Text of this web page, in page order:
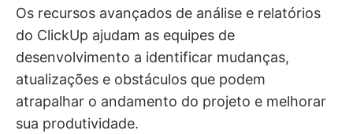
Os recursos avançados de análise e relatórios
do ClickUp ajudam as equipes de
desenvolvimento a identificar mudanças,
atualizações e obstáculos que podem
atrapalhar o andamento do projeto e melhorar
sua produtividade.